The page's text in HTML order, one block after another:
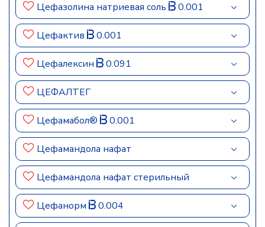
Цефазолина натриевая соль 0.001
Цефактив 0.001
Цефалексин 0.091
ЦЕФАЛТЕГ
Цефамабол® 0.001
Цефамандола нафат
Цефамандола нафат стерильный
Цефанорм 0.004